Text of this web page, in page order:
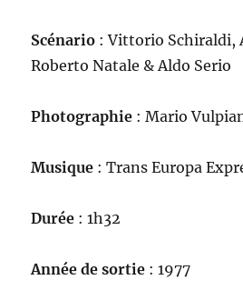
Scénario : Vittorio Schiraldi,
Roberto Natale & Aldo Serio
Photographie : Mario
Musique : Trans Europa
Durée : 1h32
Année de sortie : 1977